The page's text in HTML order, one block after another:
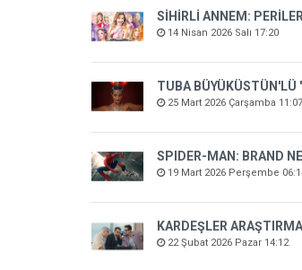
SİHİRLİ ANNEM:
14 Nisan 2026 Salı 17:20
TUBA BÜYÜKÜSTÜN'LÜ
25 Mart 2026 Çarşamba 11:07
SPIDER-MAN: BRAND
19 Mart 2026 Perşembe
KARDEŞLER
22 Şubat 2026 Pazar 14:12